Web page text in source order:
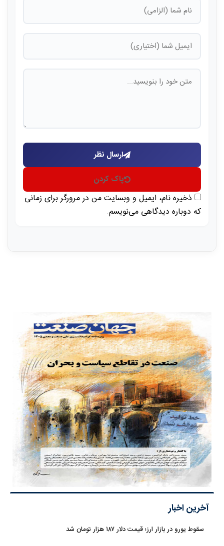
ارسال نظر
پاک کردن
ذخیره نام، ایمیل و وبسایت من در مرورگر برای زمانی
که دوباره دیدگاهی می‌نویسم.
آخرین اخبار
سقوط یورو در بازار ارز؛ قیمت دلار ۱۸۷ هزار تومان شد